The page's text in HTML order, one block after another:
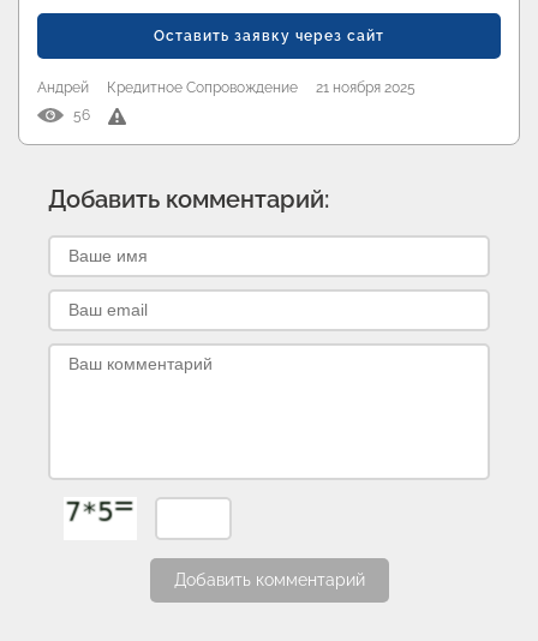
Оставить заявку через сайт
Андрей Кредитное Сопровождение
21 ноября 2025
56
Добавить комментарий:
Добавить комментарий